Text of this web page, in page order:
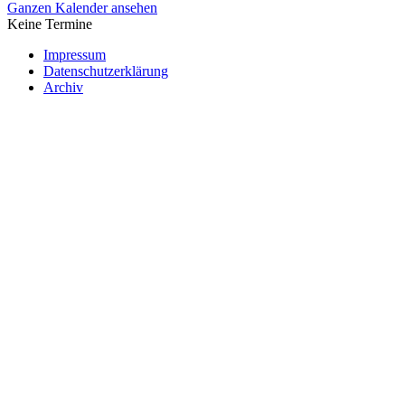
Ganzen Kalender ansehen
Keine Termine
Impressum
Datenschutzerklärung
Archiv